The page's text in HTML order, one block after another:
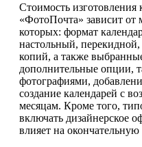
Стоимость
«ФотоПочта» зависит от
которых: формат
настольный,
копий, а также
дополнительные опции,
фотографиями,
создание календарей с
месяцам. Кроме того,
включать дизайнерское
влияет на окончательную